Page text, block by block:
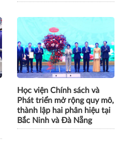
Học viện Chính sách và
Phát triển mở rộng quy mô,
thành lập hai phân hiệu tại
Bắc Ninh và Đà Nẵng